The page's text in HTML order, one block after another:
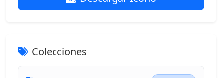
Colecciones